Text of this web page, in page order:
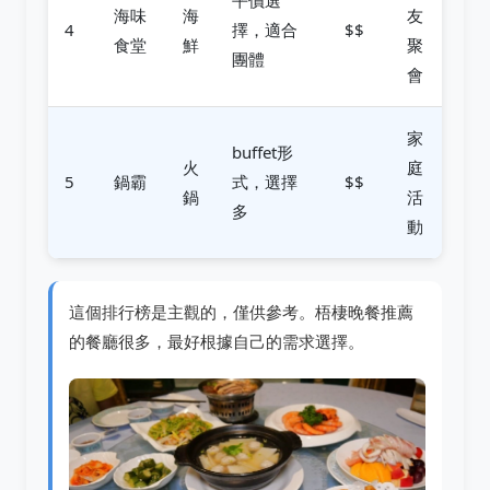
4
海味
食堂
海
鮮
擇，適合
團體
$$
友
聚
會
5 鍋霸
火
鍋
buffet形
式，選擇
多
$$
家
庭
活
動
這個排行榜是主觀的，僅供參考。梧棲晚餐推薦
的餐廳很多，最好根據自己的需求選擇。